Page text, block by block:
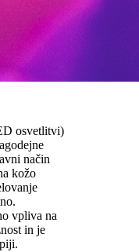
osvetlitvi)
način
kožo
vpliva na
in je